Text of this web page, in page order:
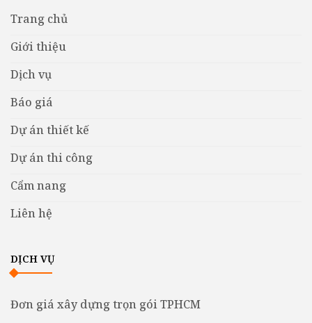
Trang chủ
Giới thiệu
Dịch vụ
Báo giá
Dự án thiết kế
Dự án thi công
Cẩm nang
Liên hệ
DỊCH VỤ
Đơn giá xây dựng trọn gói TPHCM